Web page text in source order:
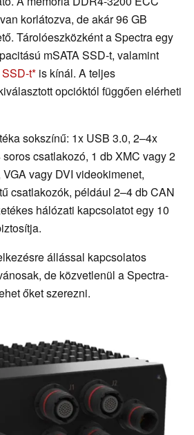
korlátozva, de akár 96 GB
Tárolóeszközként a Spectra egy
mSATA SSD-t, valamint
t is kínál. A teljes
opcióktól függően elérheti
sokszínű: 1x USB 3.0, 2–4x
csatlakozó, 1 db XMC vagy 2
vagy DVI videokimenet,
csatlakozók, például 2–4 db CAN
hálózati kapcsolatot egy 10
állással kapcsolatos
de közvetlenül a Spectra-
őket szerezni.